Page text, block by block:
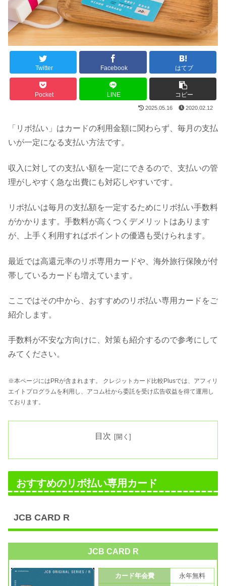
Twitter Facebook はてブ
Pocket LINE コピー
2025.05.16 2020.02.12
「リボ払い」はカードの利用金額に関わらず、毎月の支払
いが一定になる支払い方法です。
収入に対しての支払い額を一定にできるので、支払いの管
理がしやすく急な出費にも対応しやすいです。
リボ払いは毎月の支払額を一定するためにリボ払い手数料
がかかります。手数料が高くつくデメリットはあります
が、上手く利用すればポイントの優遇も受けられます。
最近では高還元率のリボ専用カードや、海外旅行保険が付
帯しているカードも増えています。
ここではその中から、おすすめのリボ払い専用カードをご
紹介します。
手数料が不安な方向けに、対策も紹介するので参考にして
みてください。
※本ページにはPRが含まれます。 クレジットカード比較Plusでは、アフィリ
エイトプログラムを利用し、アコム社から委託を受け広告収益を得て運用し
ております。
目次
おすすめのリボ払い専用カード
JCB CARD R
JCB CARD R
カード年会費
永年無料